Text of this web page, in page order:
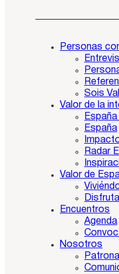
Personas
Sois
Valor de la
España
Radar
Valor de
Encuentros
Agenda
Nosotros